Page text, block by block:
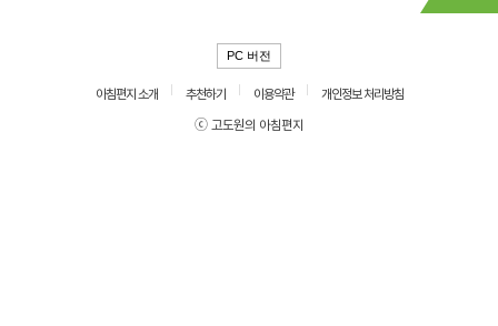
PC 버전
아침편지 소개 추천하기 이용약관
개인정보 처리방침
ⓒ 고도원의 아침편지